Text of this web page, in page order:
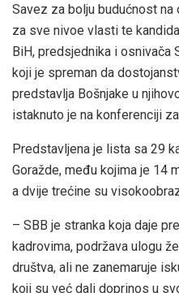
Savez za bolju budućnost
za sve nivoe vlasti te
BiH, predsjednika i osnivača
koji je spreman da
predstavlja Bošnjake u
istaknuto je na konferenciji
Predstavljena je lista sa 29
Goražde, među kojima je 14
a dvije trećine su
– SBB je stranka koja daje
kadrovima, podržava ulogu
društva, ali ne zanemaruje
koji su već dali doprinos u